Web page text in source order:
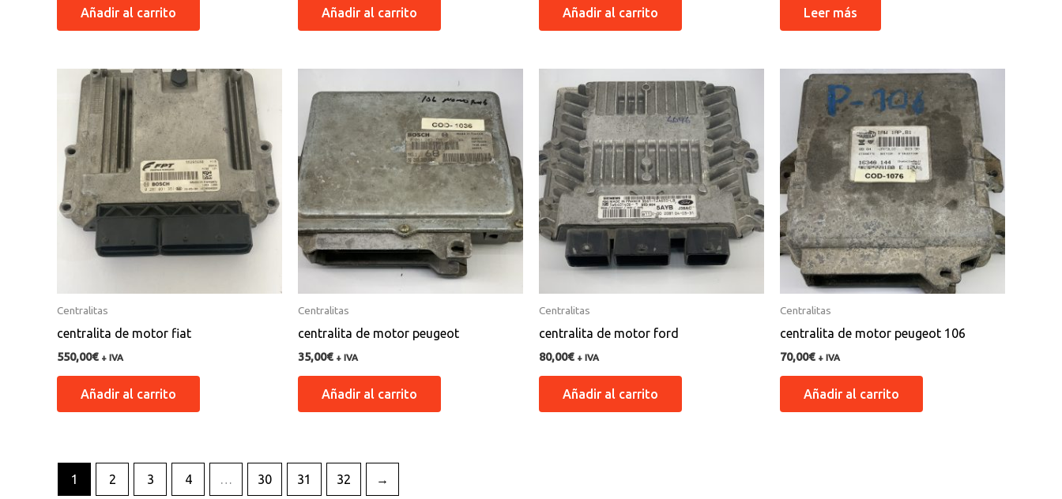
Añadir al carrito Añadir al carrito Añadir al carrito Leer más
Centralitas
centralita de motor fiat
550,00€ + IVA
Añadir al carrito
Centralitas
centralita de motor peugeot
35,00€ + IVA
Añadir al carrito
Centralitas
centralita de motor ford
80,00€ + IVA
Añadir al carrito
Centralitas
centralita de motor peugeot 106
70,00€ + IVA
Añadir al carrito
1 2 3 4 … 30 31 32 →